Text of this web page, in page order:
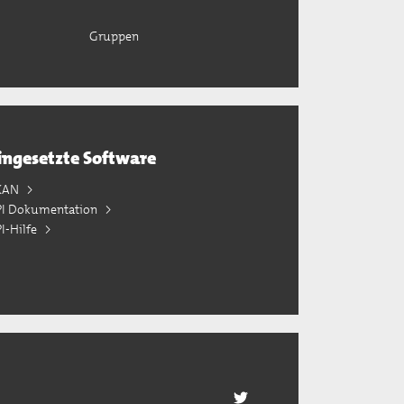
Gruppen
Software
Dokumentation
Hilfe